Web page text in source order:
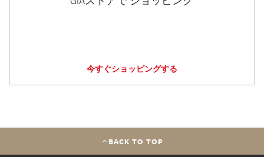
今すぐショッピングする
BACK TO TOP